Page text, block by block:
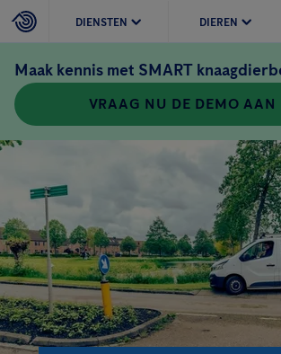
DIENSTEN DIEREN
Maak kennis met SMART
VRAAG NU DE DEMO AAN